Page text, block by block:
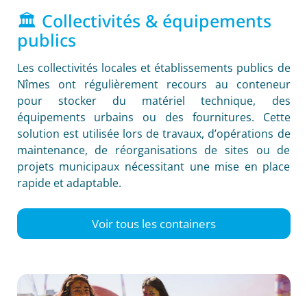
🏛️ Collectivités & équipements
publics
Les collectivités locales et établissements publics de
Nîmes ont régulièrement recours au conteneur
pour stocker du matériel technique, des
équipements urbains ou des fournitures. Cette
solution est utilisée lors de travaux, d’opérations de
maintenance, de réorganisations de sites ou de
projets municipaux nécessitant une mise en place
rapide et adaptable.
Voir tous les containers